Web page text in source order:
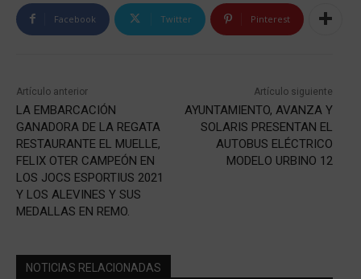
Facebook Twitter Pinterest
Artículo anterior
LA EMBARCACIÓN
GANADORA DE LA REGATA
RESTAURANTE EL MUELLE,
FELIX OTER CAMPEÓN EN
LOS JOCS ESPORTIUS 2021
Y LOS ALEVINES Y SUS
MEDALLAS EN REMO.
Artículo siguiente
AYUNTAMIENTO, AVANZA Y
SOLARIS PRESENTAN EL
AUTOBUS ELÉCTRICO
MODELO URBINO 12
NOTICIAS RELACIONADAS